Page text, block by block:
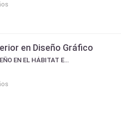
en Diseño Gráfico
ESCUELA DE DISEÑO EN EL HÁBITAT EDH